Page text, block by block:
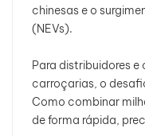
chinesas e o
(NEVs).
Para distribuidores
carroçarias, o
Como combinar
de forma rápida,